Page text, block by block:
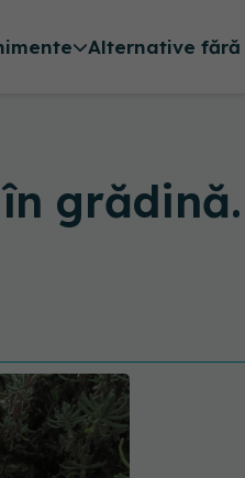
Alternative fără